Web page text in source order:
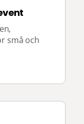
små och